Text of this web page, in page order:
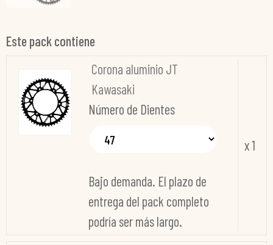
Este pack contiene
Corona aluminio JT
Kawasaki
Número de Dientes
Bajo demanda. El plazo de
entrega del pack completo
podría ser más largo.
x 1